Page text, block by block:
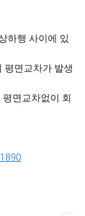
하행 사이에 있
평면교차가 발생
면교차없이 회